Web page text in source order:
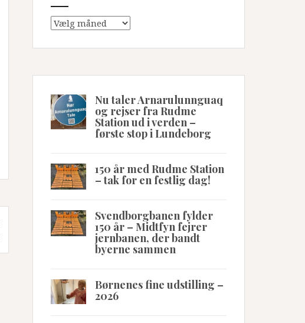
Arkiv
Nu taler Arnarulunnguaq
og rejser fra Rudme
Station ud i verden –
første stop i Lundeborg
150 år med Rudme Station
– tak for en festlig dag!
Svendborgbanen fylder
150 år – Midtfyn fejrer
jernbanen, der bandt
byerne sammen
Børnenes fine udstilling –
2026